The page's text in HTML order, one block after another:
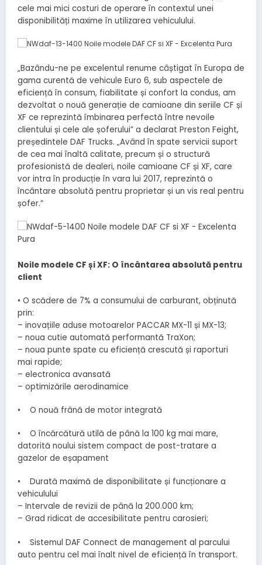
cele mai mici costuri de operare în contextul unei
disponibilități maxime în utilizarea vehiculului.
„Bazându-ne pe excelentul renume câștigat în Europa de
gama curentă de vehicule Euro 6, sub aspectele de
eficiență în consum, fiabilitate și confort la condus, am
dezvoltat o nouă generație de camioane din seriile CF și
XF ce reprezintă îmbinarea perfectă între nevoile
clientului și cele ale șoferului” a declarat Preston Feight,
președintele DAF Trucks. „Având în spate servicii suport
de cea mai înaltă calitate, precum și o structură
profesionistă de dealeri, noile camioane CF și XF, care
vor intra în producție în vara lui 2017, reprezintă o
încântare absolută pentru proprietar și un vis real pentru
șofer.”
Noile modele CF și XF: O încântarea absolută pentru
client
• O scădere de 7% a consumului de carburant, obținută
prin:
– inovațiile aduse motoarelor PACCAR MX-11 și MX-13;
– noua cutie automată performantă TraXon;
– noua punte spate cu eficiență crescută și raporturi
mai rapide;
– electronica avansată
– optimizările aerodinamice
• O nouă frână de motor integrată
• O încărcătură utilă de până la 100 kg mai mare,
datorită noului sistem compact de post-tratare a
gazelor de eșapament
• Durată maximă de disponibilitate și funcționare a
vehiculului
– Intervale de revizii de până la 200.000 km;
– Grad ridicat de accesibilitate pentru carosieri;
• Sistemul DAF Connect de management al parcului
auto pentru cel mai înalt nivel de eficiență în transport.